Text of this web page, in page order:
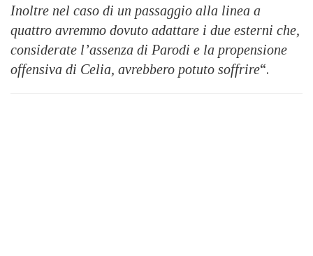
Inoltre nel caso di un passaggio alla linea a
quattro avremmo dovuto adattare i due esterni che,
considerate l’assenza di Parodi e la propensione
offensiva di Celia, avrebbero potuto soffrire“.